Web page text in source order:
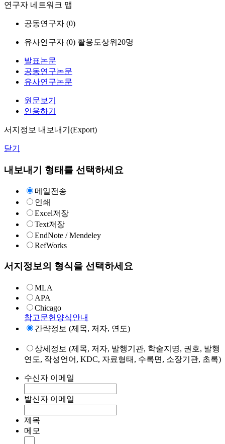
연구자 네트워크 맵
공동연구자 (0)
유사연구자 (0) 활용도상위20명
발표논문
공동연구논문
유사연구논문
원문보기
인용하기
서지정보 내보내기(Export)
닫기
내보내기 형태를 선택하세요
메일전송
인쇄
Excel저장
Text저장
EndNote / Mendeley
RefWorks
서지정보의 형식을 선택하세요
MLA
APA
Chicago
참고문헌양식안내
간략정보 (제목, 저자, 연도)
상세정보 (제목, 저자, 발행기관, 학술지명, 권호, 발행
연도, 작성언어, KDC, 자료형태, 수록면, 소장기관, 초록)
수신자 이메일
발신자 이메일
제목
메모